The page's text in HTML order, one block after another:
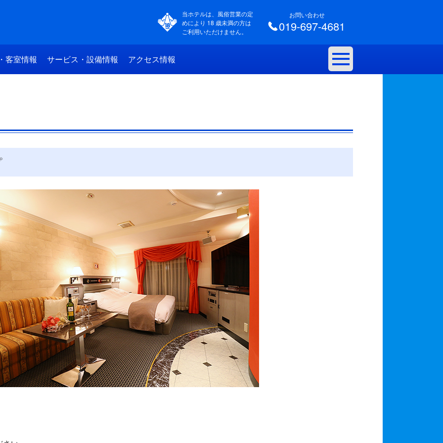
当ホテルは、風俗営業の定
めにより 18 歳未満の方は
ご利用いただけません。
お問い合わせ
019-697-4681
客室情報 サービス・設備情報 アクセス情報